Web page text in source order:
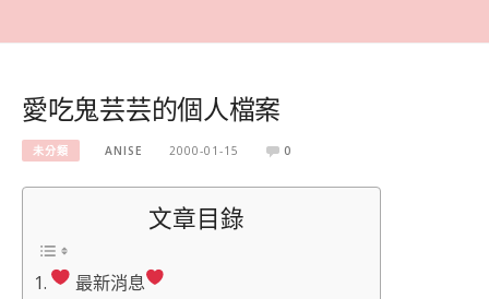
愛吃鬼芸芸的個人檔案
未分類 ANISE 2000-01-15 0
文章目錄
最新消息